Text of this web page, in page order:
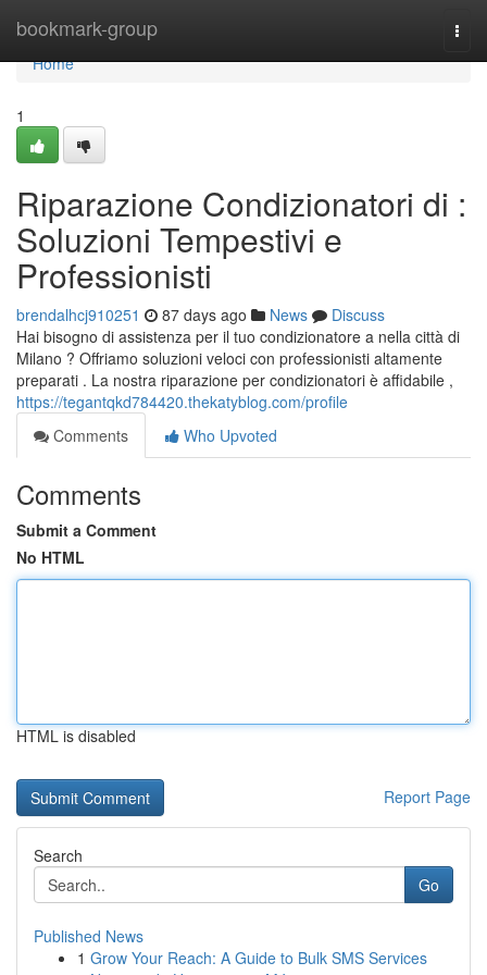
bookmark-group
Home
Home
1
Riparazione Condizionatori di :
Soluzioni Tempestivi e
Professionisti
brendalhcj910251 87 days ago News
Discuss
Hai bisogno di assistenza per il tuo condizionatore a nella città di
Milano ? Offriamo soluzioni veloci con professionisti altamente
preparati . La nostra riparazione per condizionatori è affidabile ,
https://tegantqkd784420.thekatyblog.com/profile
Comments
Who Upvoted
Comments
Submit a Comment
No HTML
HTML is disabled
Report Page
Search
Go
Published News
1 Grow Your Reach: A Guide to Bulk SMS Services